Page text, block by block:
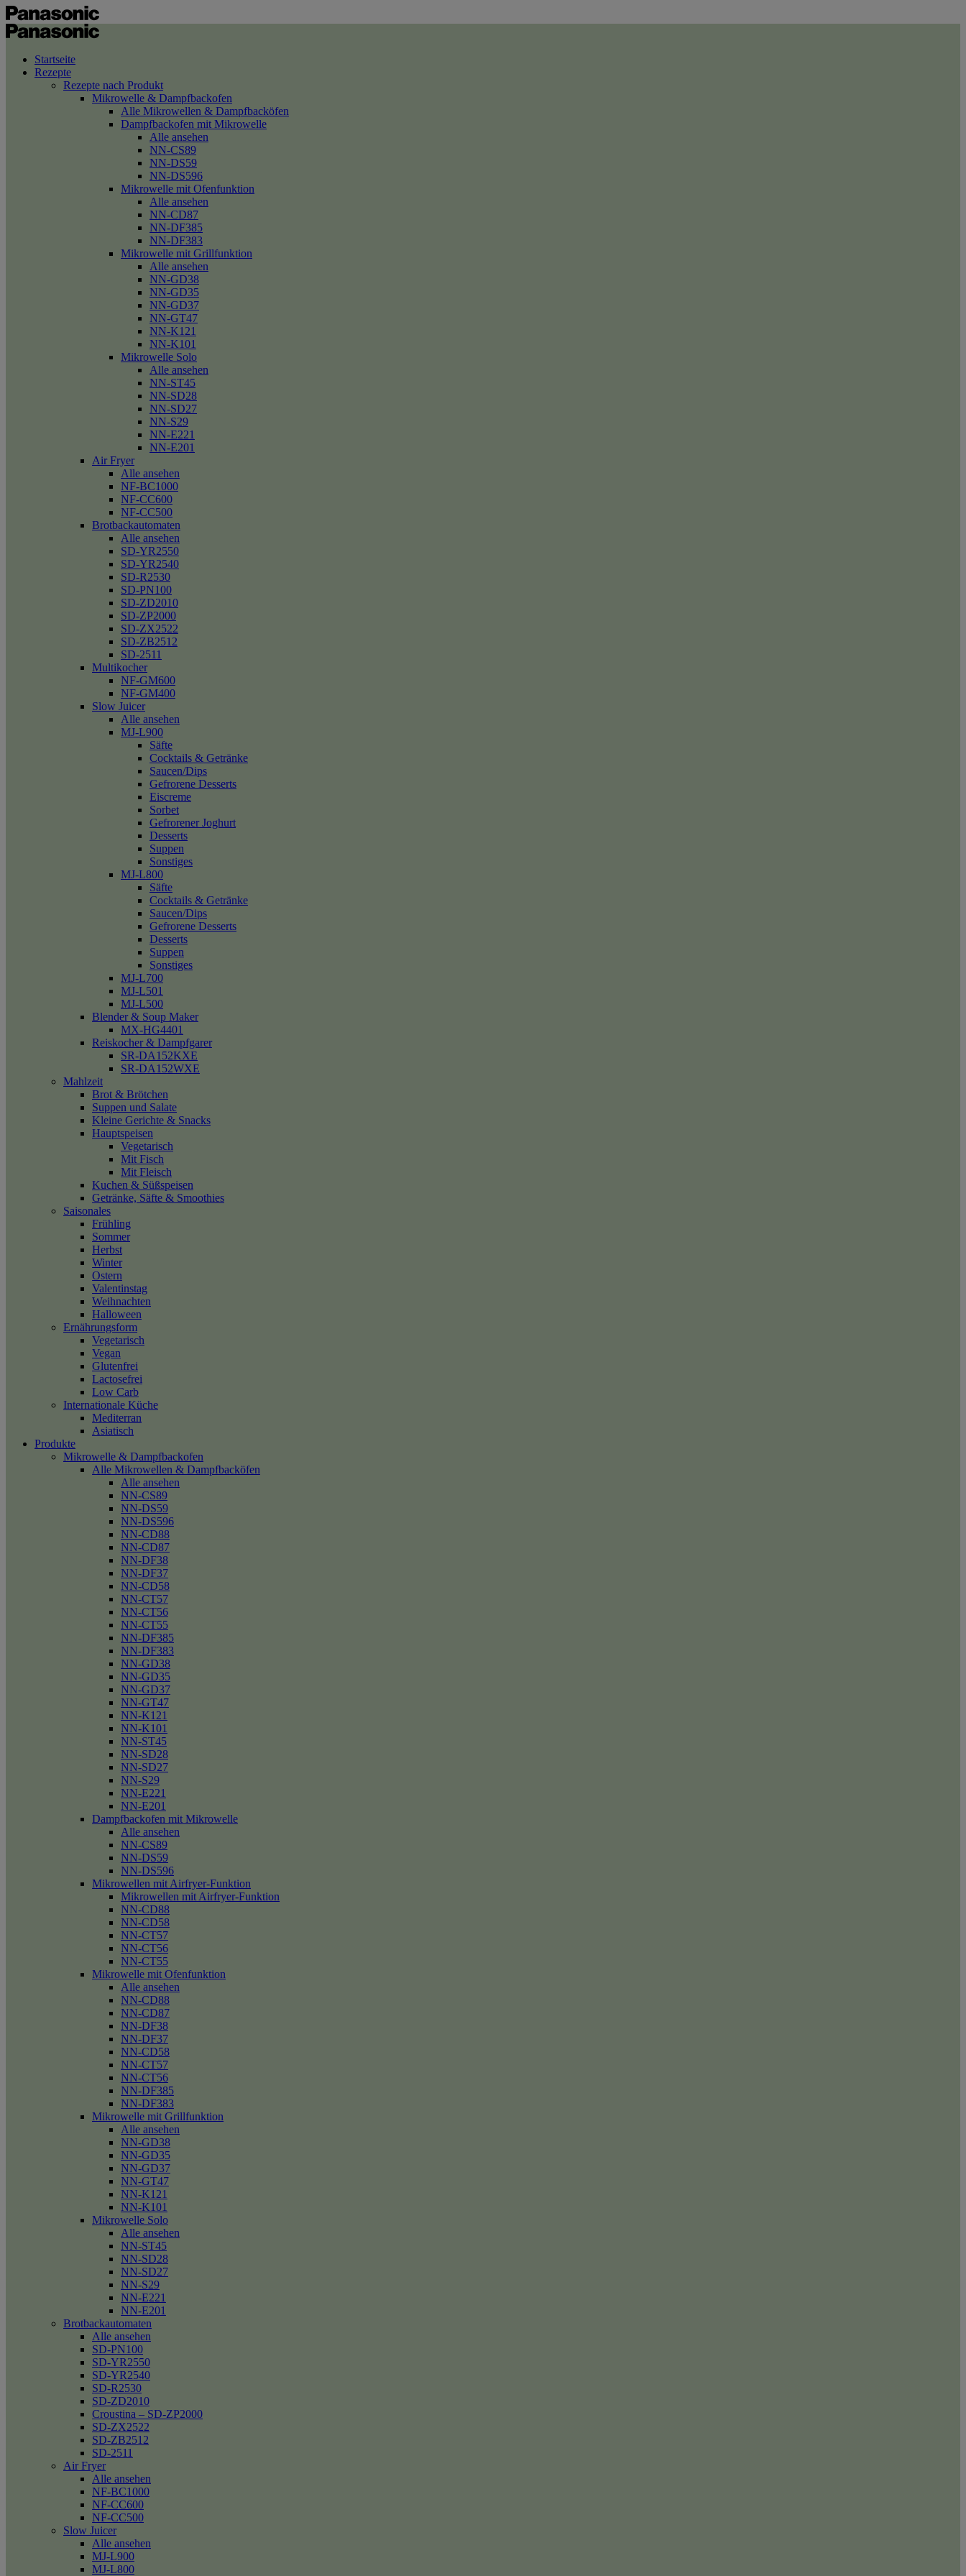
Startseite
Rezepte
Rezepte nach Produkt
Mikrowelle & Dampfbackofen
Alle Mikrowellen & Dampfbacköfen
Dampfbackofen mit Mikrowelle
Alle ansehen
NN-CS89
NN-DS59
NN-DS596
Mikrowelle mit Ofenfunktion
Alle ansehen
NN-CD87
NN-DF385
NN-DF383
Mikrowelle mit Grillfunktion
Alle ansehen
NN-GD38
NN-GD35
NN-GD37
NN-GT47
NN-K121
NN-K101
Mikrowelle Solo
Alle ansehen
NN-ST45
NN-SD28
NN-SD27
NN-S29
NN-E221
NN-E201
Air Fryer
Alle ansehen
NF-BC1000
NF-CC600
NF-CC500
Brotbackautomaten
Alle ansehen
SD-YR2550
SD-YR2540
SD-R2530
SD-PN100
SD-ZD2010
SD-ZP2000
SD-ZX2522
SD-ZB2512
SD-2511
Multikocher
NF-GM600
NF-GM400
Slow Juicer
Alle ansehen
MJ-L900
Säfte
Cocktails & Getränke
Saucen/Dips
Gefrorene Desserts
Eiscreme
Sorbet
Gefrorener Joghurt
Desserts
Suppen
Sonstiges
MJ-L800
Säfte
Cocktails & Getränke
Saucen/Dips
Gefrorene Desserts
Desserts
Suppen
Sonstiges
MJ-L700
MJ-L501
MJ-L500
Blender & Soup Maker
MX-HG4401
Reiskocher & Dampfgarer
SR-DA152KXE
SR-DA152WXE
Mahlzeit
Brot & Brötchen
Suppen und Salate
Kleine Gerichte & Snacks
Hauptspeisen
Vegetarisch
Mit Fisch
Mit Fleisch
Kuchen & Süßspeisen
Getränke, Säfte & Smoothies
Saisonales
Frühling
Sommer
Herbst
Winter
Ostern
Valentinstag
Weihnachten
Halloween
Ernährungsform
Vegetarisch
Vegan
Glutenfrei
Lactosefrei
Low Carb
Internationale Küche
Mediterran
Asiatisch
Produkte
Mikrowelle & Dampfbackofen
Alle Mikrowellen & Dampfbacköfen
Alle ansehen
NN-CS89
NN-DS59
NN-DS596
NN-CD88
NN-CD87
NN-DF38
NN-DF37
NN-CD58
NN-CT57
NN-CT56
NN-CT55
NN-DF385
NN-DF383
NN-GD38
NN-GD35
NN-GD37
NN-GT47
NN-K121
NN-K101
NN-ST45
NN-SD28
NN-SD27
NN-S29
NN-E221
NN-E201
Dampfbackofen mit Mikrowelle
Alle ansehen
NN-CS89
NN-DS59
NN-DS596
Mikrowellen mit Airfryer-Funktion
Mikrowellen mit Airfryer-Funktion
NN-CD88
NN-CD58
NN-CT57
NN-CT56
NN-CT55
Mikrowelle mit Ofenfunktion
Alle ansehen
NN-CD88
NN-CD87
NN-DF38
NN-DF37
NN-CD58
NN-CT57
NN-CT56
NN-DF385
NN-DF383
Mikrowelle mit Grillfunktion
Alle ansehen
NN-GD38
NN-GD35
NN-GD37
NN-GT47
NN-K121
NN-K101
Mikrowelle Solo
Alle ansehen
NN-ST45
NN-SD28
NN-SD27
NN-S29
NN-E221
NN-E201
Brotbackautomaten
Alle ansehen
SD-PN100
SD-YR2550
SD-YR2540
SD-R2530
SD-ZD2010
Croustina – SD-ZP2000
SD-ZX2522
SD-ZB2512
SD-2511
Air Fryer
Alle ansehen
NF-BC1000
NF-CC600
NF-CC500
Slow Juicer
Alle ansehen
MJ-L900
MJ-L800